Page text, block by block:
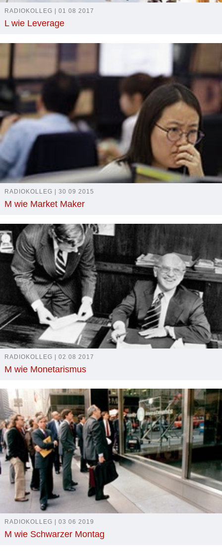
RADIOKOLLEG | 01 08 2017
L wie Leverage
RADIOKOLLEG | 30 09 2015
M wie Market Maker
RADIOKOLLEG | 02 08 2017
M wie Monetarismus
RADIOKOLLEG | 03 06 2019
M wie Schwarzer Montag